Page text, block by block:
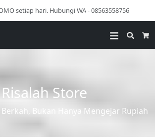
setiap hari. Hubungi WA - 08563558756
Risalah Store
Berkah, Bukan Hanya Mengejar Rupiah